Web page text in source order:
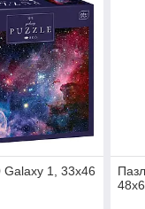
Galaxy 1, 33х46